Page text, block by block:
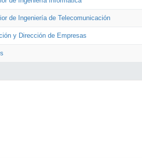
de Ingeniería de Telecomunicación
y Dirección de Empresas